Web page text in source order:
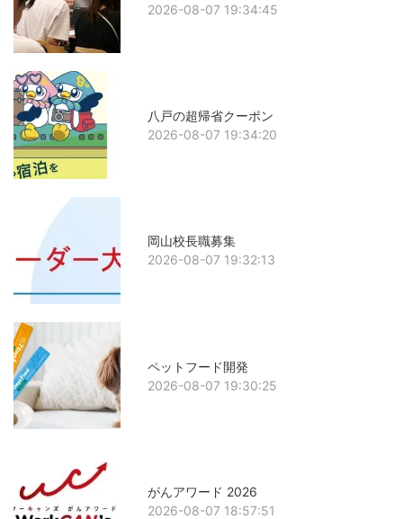
2026-08-07 19:34:45
八戸の超帰省クーポン
2026-08-07 19:34:20
岡山校長職募集
2026-08-07 19:32:13
ペットフード開発
2026-08-07 19:30:25
がんアワード 2026
2026-08-07 18:57:51